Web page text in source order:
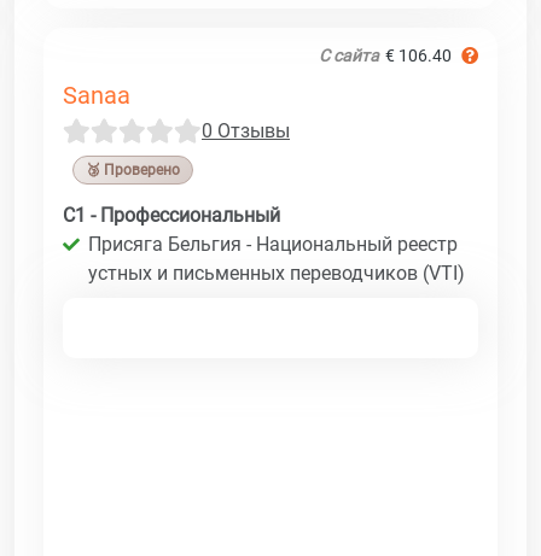
С сайта € 106.40
Sanaa
0 Отзывы
🥉 Проверено
C1 - Профессиональный
Присяга Бельгия - Национальный реестр
устных и письменных переводчиков (VTI)